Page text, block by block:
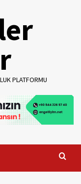
PLATFORMU